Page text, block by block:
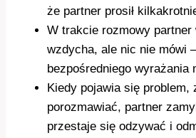
że partner prosił
W trakcie rozmowy partner
wzdycha, ale nic nie mówi
bezpośredniego wyrażania
Kiedy pojawia się problem,
porozmawiać, partner
przestaje się odzywać i